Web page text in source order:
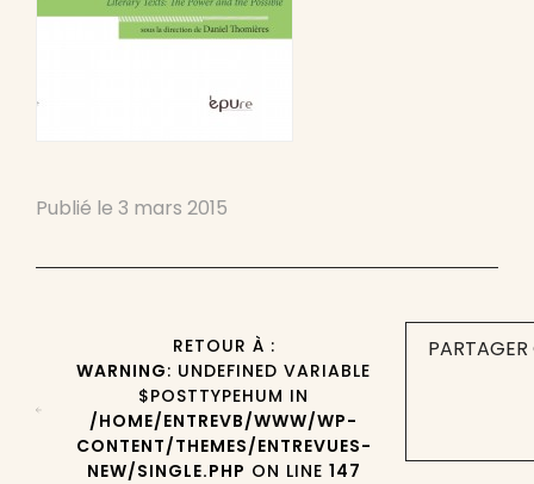
Publié le 3 mars 2015
RETOUR À :
WARNING: UNDEFINED VARIABLE
$POSTTYPEHUM IN
/HOME/ENTREVB/WWW/WP-
CONTENT/THEMES/ENTREVUES-
NEW/SINGLE.PHP ON LINE 147